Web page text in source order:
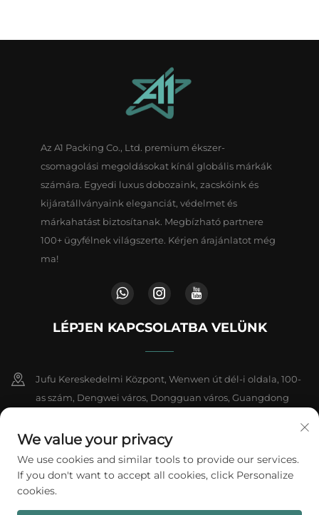
Az A1 Packing Co., Ltd. premium ékszer-
csomagolási megoldásokat kínál globális márkák
számára. Egyedi luxus dobozaink, zacskóink és
kijáratállványaink eleganciát, védelmet és
márkahatást biztosítanak. Megbízható partnere
100+ ügyfélnek világszerte. Kérjen árajánlatot még
ma!
LÉPJEN KAPCSOLATBA VELÜNK
Jufu Kereskedelmi Központ, Wenwen út dél-i oldala, 100-
as szám, Dengwei város, Dongguan város, Guangdong
+86-18802602550
[email protected]
We value your privacy
We use cookies and similar tools to provide our services.
If you don't want to accept all cookies, click Personalize
cookies.